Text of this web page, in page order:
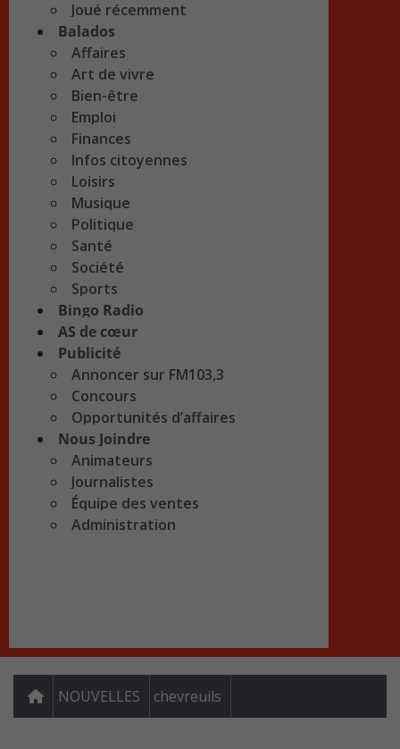
Joué récemment
Balados
Affaires
Art de vivre
Bien-être
Emploi
Finances
Infos citoyennes
Loisirs
Musique
Politique
Santé
Société
Sports
Bingo Radio
AS de cœur
Publicité
Annoncer sur FM103,3
Concours
Opportunités d’affaires
Nous Joindre
Animateurs
Journalistes
Équipe des ventes
Administration
NOUVELLES chevreuils